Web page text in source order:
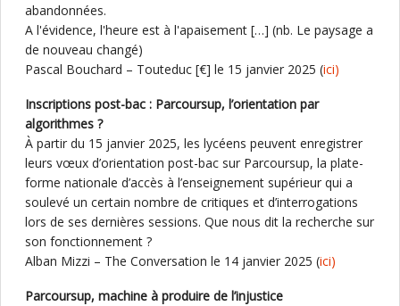
abandonnées.
A l'évidence, l'heure est à l'apaisement […] (nb. Le paysage a
de nouveau changé)
Pascal Bouchard – Touteduc [€] le 15 janvier 2025 (ici)
Inscriptions post-bac : Parcoursup, l’orientation par
algorithmes ?
À partir du 15 janvier 2025, les lycéens peuvent enregistrer
leurs vœux d’orientation post-bac sur Parcoursup, la plate-
forme nationale d’accès à l’enseignement supérieur qui a
soulevé un certain nombre de critiques et d’interrogations
lors de ses dernières sessions. Que nous dit la recherche sur
son fonctionnement ?
Alban Mizzi – The Conversation le 14 janvier 2025 (ici)
Parcoursup, machine à produire de l’injustice